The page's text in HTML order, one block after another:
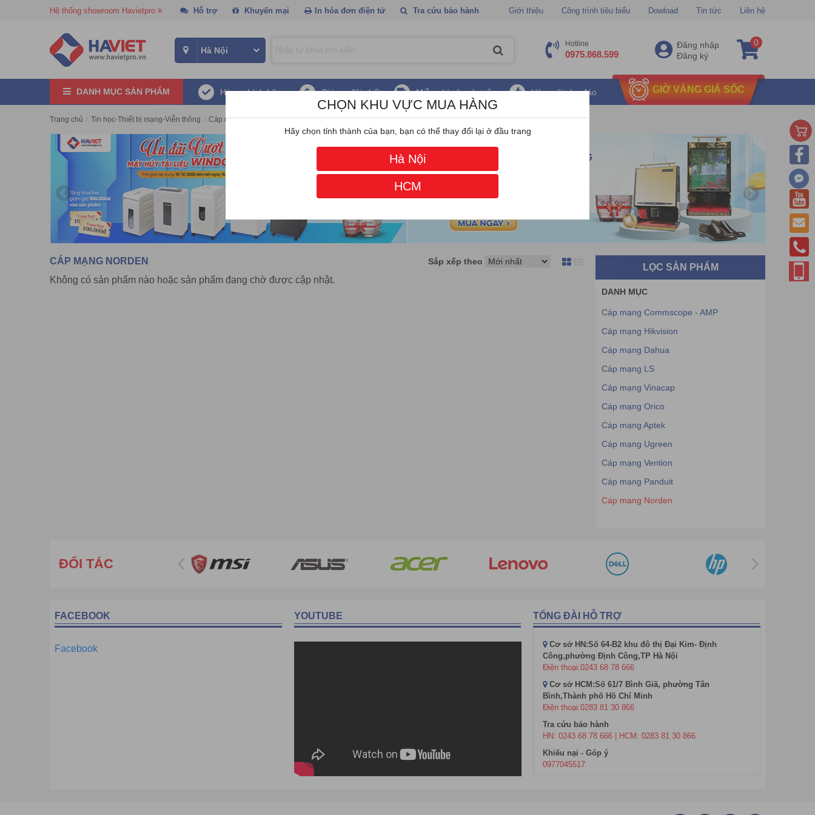
Hệ thống showroom Havietpro Hỗ trợ Khuyến mại In hóa đơn điện tử Tra cứu bảo hành Giới thiệu Công trình tiêu biểu Dowload Tin tức Liên hệ
Hotline
0975.868.599
Đăng nhập
Đăng ký
0
DANH MỤC SẢN PHẨM Hàng chính hãng Giá ưu đãi nhất Miễn phí vận chuyển Hậu mãi chu đáo GIỜ VÀNG GIÁ SỐC
Trang chủ / Tin học-Thiết bị mạng-Viễn thông / Cáp mạng / Cáp mạng Norden
CÁP MẠNG NORDEN Sắp xếp theo
Không có sản phẩm nào hoặc sản phẩm đang chờ được cập nhật.
LỌC SẢN PHẨM
DANH MỤC
Cáp mạng Commscope - AMP
Cáp mạng Hikvision
Cáp mạng Dahua
Cáp mạng LS
Cáp mạng Vinacap
Cáp mạng Orico
Cáp mạng Aptek
Cáp mạng Ugreen
Cáp mạng Vention
Cáp mạng Panduit
Cáp mạng Norden
ĐỐI TÁC
FACEBOOK
Facebook
YOUTUBE TỔNG ĐÀI HỖ TRỢ
Cơ sở HN:Số 64-B2 khu đô thị Đại Kim- Định
Công,phường Định Công,TP Hà Nội
Điện thoại:0243 68 78 666
Cơ sở HCM:Số 61/7 Bình Giã, phường Tân
Bình,Thành phố Hồ Chí Minh
Điện thoại:0283 81 30 866
Tra cứu bảo hành
HN: 0243 68 78 666 | HCM: 0283 81 30 866
Khiếu nại - Góp ý
0977045517
CHỌN KHU VỰC MUA HÀNG
Hãy chọn tỉnh thành của bạn, bạn có thể thay đổi lại ở đầu trang
Hà Nội
HCM